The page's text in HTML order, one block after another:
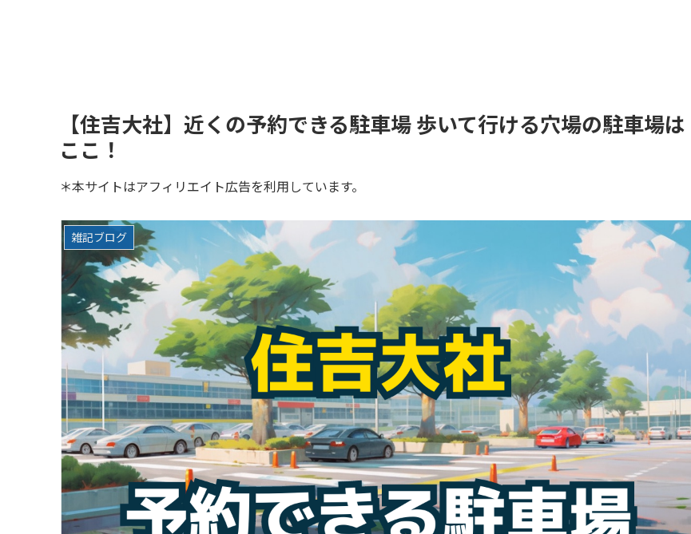
【住吉大社】近くの予約できる駐車場 歩いて行ける穴場の駐車場は
ここ！
＊本サイトはアフィリエイト広告を利用しています。
雑記ブログ